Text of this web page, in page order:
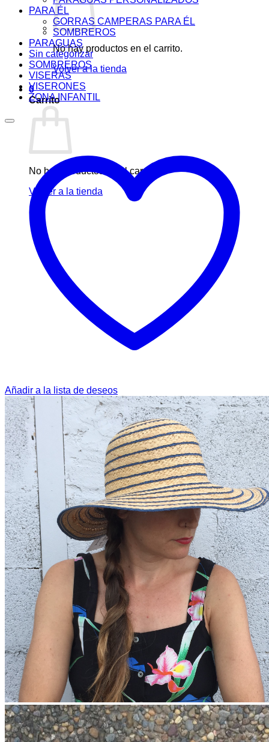
No hay productos en el carrito.
Volver a la tienda
0
Carrito
No hay productos en el carrito.
Volver a la tienda
PARA ÉL
GORRAS CAMPERAS PARA ÉL
SOMBREROS
PARAGUAS
Sin categorizar
SOMBREROS
VISERAS
VISERONES
ZONA INFANTIL
Añadir a la lista de deseos